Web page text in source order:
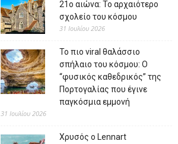
21ο αιώνα: Το αρχαιότερο
σχολείο του κόσμου
31 Ιουλίου 2026
Το πιο viral θαλάσσιο
σπήλαιο του κόσμου: Ο
“φυσικός καθεδρικός” της
Πορτογαλίας που έγινε
παγκόσμια εμμονή
31 Ιουλίου 2026
Χρυσός ο Lennart